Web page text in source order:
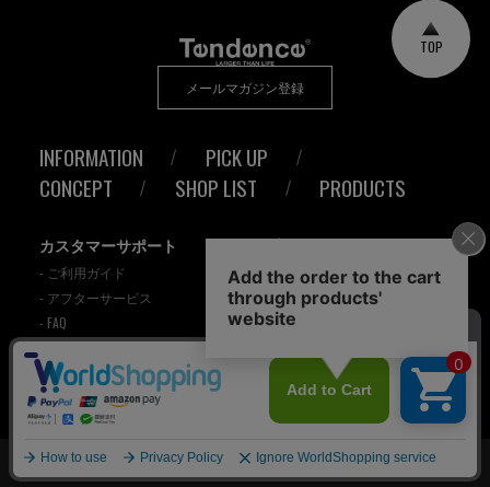
TOP
メールマガジン登録
INFORMATION
PICK UP
CONCEPT
SHOP LIST PRODUCTS
カスタマーサポート
- ご利用ガイド
- アフターサービス
- FAQ
プライバシーポリシー
Cookieポリシー
特定商取引法に基づく表記
© 2021 Tendence Japan.